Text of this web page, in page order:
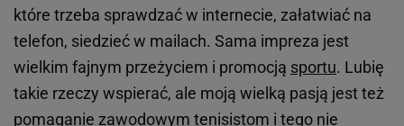
które trzeba sprawdzać w internecie, załatwiać na
telefon, siedzieć w mailach. Sama impreza jest
wielkim fajnym przeżyciem i promocją sportu. Lubię
takie rzeczy wspierać, ale moją wielką pasją jest też
pomaganie zawodowym tenisistom i tego nie